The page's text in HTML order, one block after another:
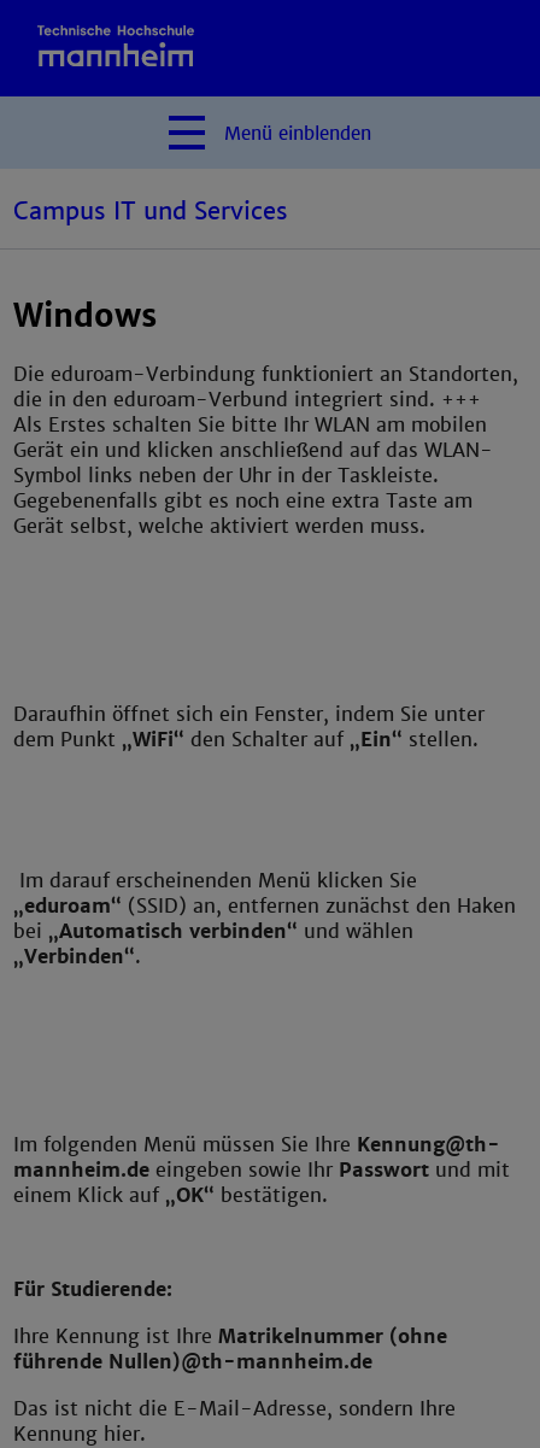
Menü einblenden
Campus IT und Services
Windows
Die eduroam-Verbindung funktioniert an Standorten,
die in den eduroam-Verbund integriert sind. +++
Als Erstes schalten Sie bitte Ihr WLAN am mobilen
Gerät ein und klicken anschließend auf das WLAN-
Symbol links neben der Uhr in der Taskleiste.
Gegebenenfalls gibt es noch eine extra Taste am
Gerät selbst, welche aktiviert werden muss.
Daraufhin öffnet sich ein Fenster, indem Sie unter
dem Punkt „WiFi“ den Schalter auf „Ein“ stellen.
Im darauf erscheinenden Menü klicken Sie
„eduroam“ (SSID) an, entfernen zunächst den Haken
bei „Automatisch verbinden“ und wählen
„Verbinden“.
Im folgenden Menü müssen Sie Ihre Kennung@th-
mannheim.de eingeben sowie Ihr Passwort und mit
einem Klick auf „OK“ bestätigen.
Für Studierende:
Ihre Kennung ist IhreMatrikelnummer (ohne
führende Nullen)@th-mannheim.de
Das ist nicht die E-Mail-Adresse, sondern Ihre
Kennung hier.